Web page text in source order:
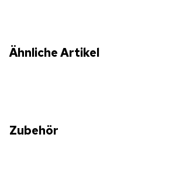
Ähnliche Artikel
Zubehör